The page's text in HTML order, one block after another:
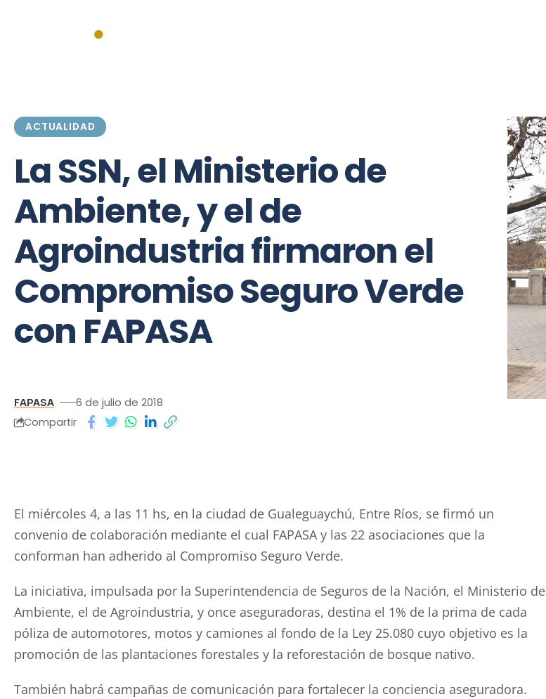
ACTUALIDAD
La SSN, el Ministerio de
Ambiente, y el de
Agroindustria firmaron el
Compromiso Seguro Verde
con FAPASA
FAPASA 6 de julio de 2018
Compartir
El miércoles 4, a las 11 hs, en la ciudad de Gualeguaychú, Entre Ríos, se firmó un
convenio de colaboración mediante el cual FAPASA y las 22 asociaciones que la
conforman han adherido al Compromiso Seguro Verde.
La iniciativa, impulsada por la Superintendencia de Seguros de la Nación, el Ministerio de
Ambiente, el de Agroindustria, y once aseguradoras, destina el 1% de la prima de cada
póliza de automotores, motos y camiones al fondo de la Ley 25.080 cuyo objetivo es la
promoción de las plantaciones forestales y la reforestación de bosque nativo.
También habrá campañas de comunicación para fortalecer la conciencia aseguradora.